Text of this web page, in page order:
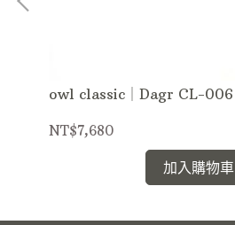
owl classic｜Dagr CL-006
NT$7,680
加入購物車